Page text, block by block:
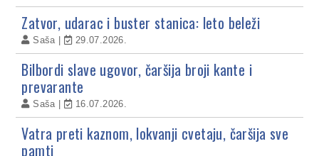
Zatvor, udarac i buster stanica: leto beleži
Saša 29.07.2026.
Bilbordi slave ugovor, čaršija broji kante i
prevarante
Saša 16.07.2026.
Vatra preti kaznom, lokvanji cvetaju, čaršija sve
pamti